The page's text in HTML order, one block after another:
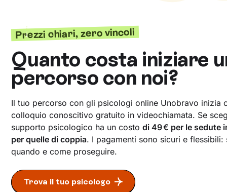
Prezzi chiari, zero vincoli
Quanto costa iniziare
percorso con noi?
Il tuo percorso con gli psicologi online Unobravo inizia
colloquio conoscitivo gratuito in videochiamata. Se
supporto psicologico ha un costodi 49 € per le sedute
per quelle di coppia. I pagamenti sono sicuri e flessibili:
quando e come proseguire.
Trova il tuo psicologo